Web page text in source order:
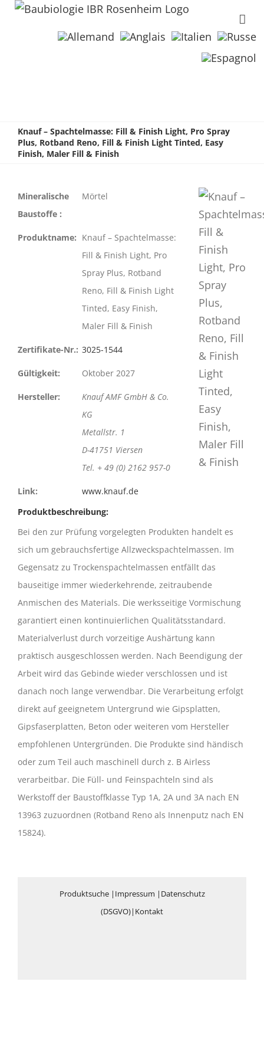
Knauf – Spachtelmasse: Fill & Finish Light, Pro Spray
Plus, Rotband Reno, Fill & Finish Light Tinted, Easy
Finish, Maler Fill & Finish
Mineralische
Baustoffe :
Mörtel
Produktname: Knauf – Spachtelmasse:
Fill & Finish Light, Pro
Spray Plus, Rotband
Reno, Fill & Finish Light
Tinted, Easy Finish,
Maler Fill & Finish
Zertifikate-Nr.: 3025-1544
Gültigkeit: Oktober 2027
Hersteller:
Knauf AMF GmbH & Co.
KG
Metallstr. 1
D-41751 Viersen
Tel. + 49 (0) 2162 957-0
Link:
www.knauf.de
Produktbeschreibung:
Bei den zur Prüfung vorgelegten Produkten handelt es
sich um gebrauchsfertige Allzweckspachtelmassen. Im
Gegensatz zu Trockenspachtelmassen entfällt das
bauseitige immer wiederkehrende, zeitraubende
Anmischen des Materials. Die werksseitige Vormischung
garantiert einen kontinuierlichen Qualitätsstandard.
Materialverlust durch vorzeitige Aushärtung kann
praktisch ausgeschlossen werden. Nach Beendigung der
Arbeit wird das Gebinde wieder verschlossen und ist
danach noch lange verwendbar. Die Verarbeitung erfolgt
direkt auf geeignetem Untergrund wie Gipsplatten,
Gipsfaserplatten, Beton oder weiteren vom Hersteller
empfohlenen Untergründen. Die Produkte sind händisch
oder zum Teil auch maschinell durch z. B Airless
verarbeitbar. Die Füll- und Feinspachteln sind als
Werkstoff der Baustoffklasse Typ 1A, 2A und 3A nach EN
13963 zuzuordnen (Rotband Reno als Innenputz nach EN
15824).
Produktsuche| Impressum | Datenschutz
(DSGVO)| Kontakt